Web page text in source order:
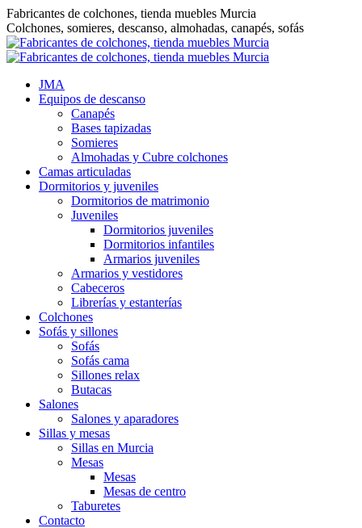
Saltar
al
contenido
Fabricantes de colchones, tienda muebles Murcia
Colchones, somieres, descanso, almohadas, canapés, sofás
JMA
Equipos de descanso
Canapés
Bases tapizadas
Somieres
Almohadas y Cubre colchones
Camas articuladas
Dormitorios y juveniles
Dormitorios de matrimonio
Juveniles
Dormitorios juveniles
Dormitorios infantiles
Armarios juveniles
Armarios y vestidores
Cabeceros
Librerías y estanterías
Colchones
Sofás y sillones
Sofás
Sofás cama
Sillones relax
Butacas
Salones
Salones y aparadores
Sillas y mesas
Sillas en Murcia
Mesas
Mesas
Mesas de centro
Taburetes
Contacto